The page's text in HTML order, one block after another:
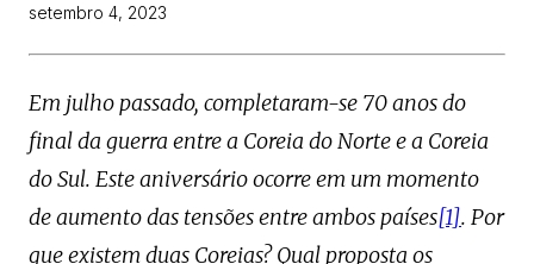
setembro 4, 2023
Em julho passado, completaram-se 70 anos do
final da guerra entre a Coreia do Norte e a Coreia
do Sul. Este aniversário ocorre em um momento
de aumento das tensões entre ambos países[1]. Por
que existem duas Coreias? Qual proposta os